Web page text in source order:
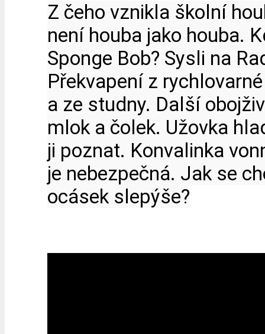
Z čeho vznikla školní
není houba jako houba.
Sponge Bob? Sysli na
Překvapení z
a ze studny. Další
mlok a čolek. Užovka
ji poznat. Konvalinka
je nebezpečná. Jak se
ocásek slepýše?